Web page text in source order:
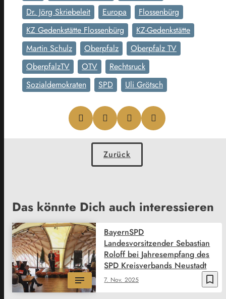
Dr. Jörg Skriebeleit
Europa
Flossenbürg
KZ Gedenkstätte Flossenbürg
KZ-Gedenkstätte
Martin Schulz
Oberpfalz
Oberpfalz TV
OberpfalzTV
OTV
Rechtsruck
Sozialdemokraten
SPD Uli Grötsch
Zurück
Das könnte Dich auch interessieren
bookmark_border
7. Nov. 2025
BayernSPD
Landesvorsitzender Sebastian
Roloff bei Jahresempfang des
SPD Kreisverbands Neustadt